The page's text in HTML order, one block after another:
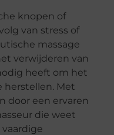
knopen of
van stress of
massage
verwijderen van
heeft om het
herstellen. Met
door een ervaren
die weet